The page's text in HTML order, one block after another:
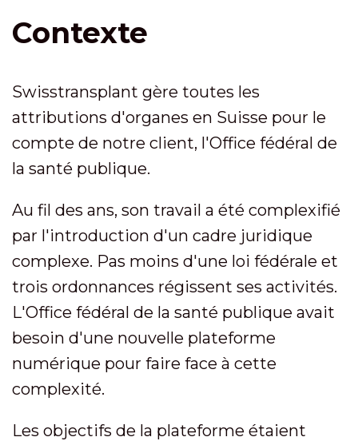
Contexte
Swisstransplant gère toutes les
attributions d'organes en Suisse pour le
compte de notre client, l'Office fédéral de
la santé publique.
Au fil des ans, son travail a été complexifié
par l'introduction d'un cadre juridique
complexe. Pas moins d'une loi fédérale et
trois ordonnances régissent ses activités.
L'Office fédéral de la santé publique avait
besoin d'une nouvelle plateforme
numérique pour faire face à cette
complexité.
Les objectifs de la plateforme étaient